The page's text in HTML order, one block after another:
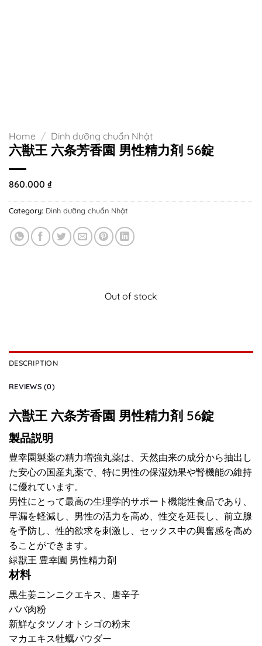
Home / Dinh dưỡng chuẩn Nhật
六獣王 六条芳香園 男性精力剤 56錠
860.000 ₫
Category: Dinh dưỡng chuẩn Nhật
Out of stock
DESCRIPTION
REVIEWS (0)
六獣王 六条芳香園 男性精力剤 56錠
製品説明
豊幸園製薬の精力増強丸薬は、天然由来の成分から抽出し
た安心の国産丸薬で、特に男性の保湿効果や腎機能の維持
に優れています。
男性にとって最高の生理学的サポート機能性食品であり、
早漏を軽減し、男性の活力を高め、性交を延長し、前立腺
を予防し、性的欲求を刺激し、セックス中の興奮感を高め
ることができます。
緑獣王 豊幸園 男性精力剤
材料
黒生姜ニンニクエキス、唐辛子
ババ肉粉
新鮮なタツノオトシゴの粉末
マカエキス牡蠣パウダー